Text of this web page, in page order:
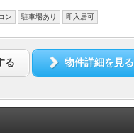
ン 駐車場あり 即入居可
る 物件詳細を見る